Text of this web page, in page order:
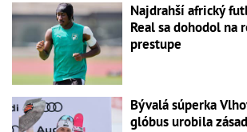
Najdrahší africký
Real sa dohodol na
prestupe
Bývalá súperka
glóbus urobila